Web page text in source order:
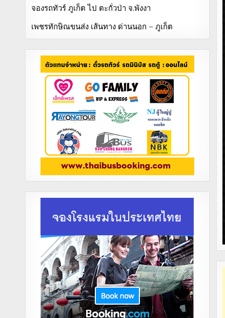
จองรถทัวร์ ภูเก็ต ไป ตะกั่วป่า จ.พังงา
เพชรทักษิณขนส่ง เส้นทาง ด่านนอก – ภูเก็ต